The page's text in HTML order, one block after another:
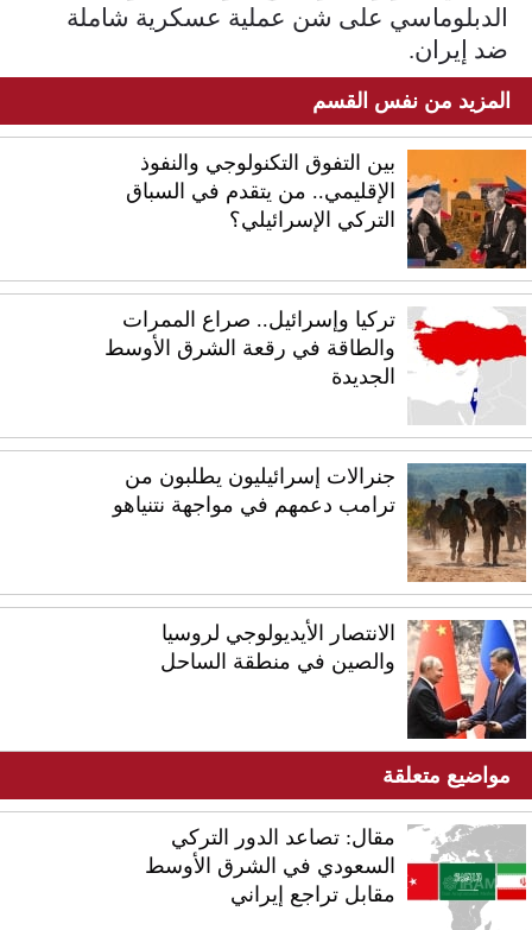
الدبلوماسي على شن عملية عسكرية شاملة
ضد إيران.
المزيد من نفس القسم
بين التفوق التكنولوجي والنفوذ
الإقليمي.. من يتقدم في السباق
التركي الإسرائيلي؟
تركيا وإسرائيل.. صراع الممرات
والطاقة في رقعة الشرق الأوسط
الجديدة
جنرالات إسرائيليون يطلبون من
ترامب دعمهم في مواجهة نتنياهو
الانتصار الأيديولوجي لروسيا
والصين في منطقة الساحل
مواضيع متعلقة
مقال: تصاعد الدور التركي
السعودي في الشرق الأوسط
مقابل تراجع إيراني